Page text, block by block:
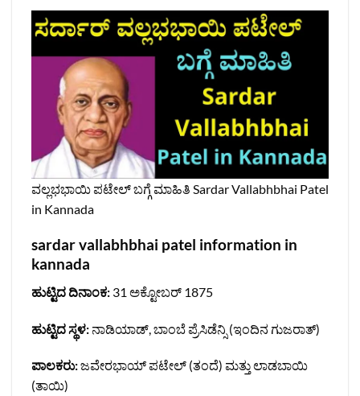
ವಲ್ಲಭಭಾಯಿ ಪಟೇಲ್ ಬಗ್ಗೆ ಮಾಹಿತಿ Sardar Vallabhbhai Patel
in Kannada
sardar vallabhbhai patel information in
kannada
ಹುಟ್ಟಿದ ದಿನಾಂಕ: 31 ಅಕ್ಟೋಬರ್ 1875
ಹುಟ್ಟಿದ ಸ್ಥಳ:ನಾಡಿಯಾಡ್, ಬಾಂಬೆ ಪ್ರೆಸಿಡೆನ್ಸಿ (ಇಂದಿನ ಗುಜರಾತ್)
ಪಾಲಕರು:ಜವೇರಭಾಯ್ ಪಟೇಲ್ (ತಂದೆ) ಮತ್ತು ಲಾಡಬಾಯಿ
(ತಾಯಿ)